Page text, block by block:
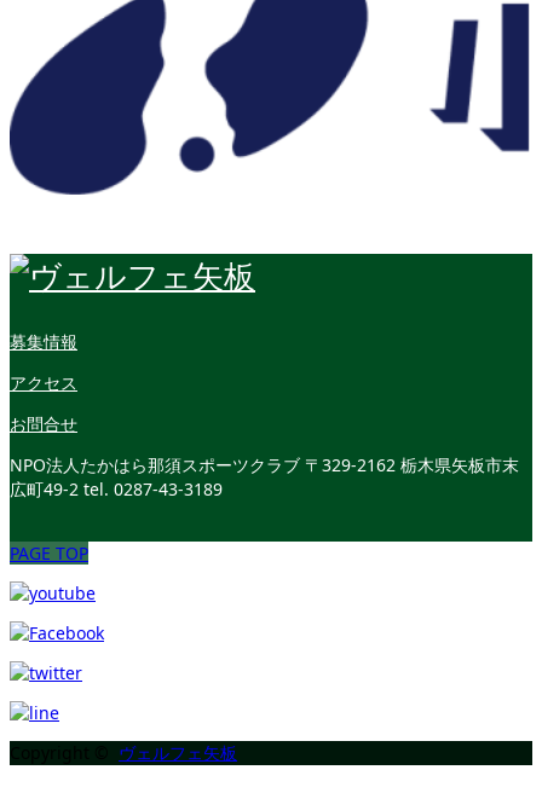
募集情報
アクセス
お問合せ
NPO法人たかはら那須スポーツクラブ 〒329-2162 栃木県矢板市末
広町49-2 tel. 0287-43-3189
PAGE TOP
ヴェルフェ矢板